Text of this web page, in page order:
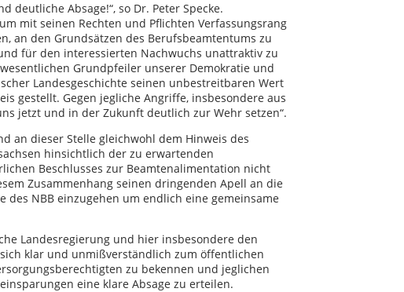
deutliche Absage!“, so Dr. Peter Specke.
mit seinen Rechten und Pflichten Verfassungsrang
an den Grundsätzen des Berufsbeamtentums zu
für den interessierten Nachwuchs unattraktiv zu
Grundpfeiler unserer Demokratie und
Landesgeschichte seinen unbestreitbaren Wert
gestellt. Gegen jegliche Angriffe, insbesondere aus
jetzt und in der Zukunft deutlich zur Wehr setzen“.
an dieser Stelle gleichwohl dem Hinweis des
hinsichtlich der zu erwartenden
Beschlusses zur Beamtenalimentation nicht
Zusammenhang seinen dringenden Apell an die
des NBB einzugehen um endlich eine gemeinsame
Landesregierung und hier insbesondere den
klar und unmißverständlich zum öffentlichen
zu bekennen und jeglichen
eine klare Absage zu erteilen.